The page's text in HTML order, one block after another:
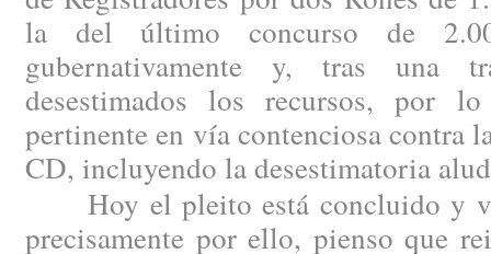
la del último concurso de
gubernativamente y, tras una
desestimados los recursos, por
pertinente en vía contenciosa contra
CD, incluyendo la desestimatoria
Hoy el pleito está concluido y
precisamente por ello, pienso que